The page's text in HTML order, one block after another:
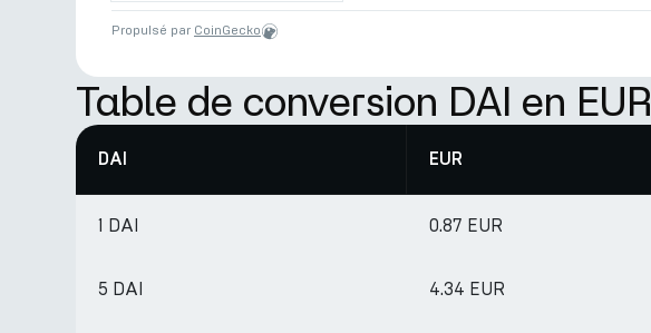
Propulsé par CoinGecko
Table de conversion DAI en EUR
DAI EUR
1 DAI 0.87 EUR
5 DAI 4.34 EUR